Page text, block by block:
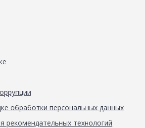
обработки персональных данных
рекомендательных технологий